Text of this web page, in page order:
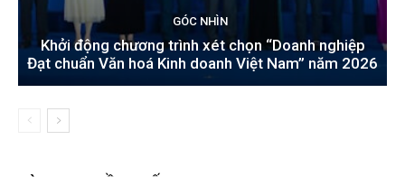
GÓC NHÌN
Khởi động chương trình xét chọn “Doanh nghiệp
Đạt chuẩn Văn hoá Kinh doanh Việt Nam” năm 2026